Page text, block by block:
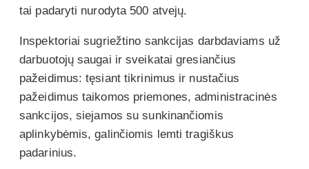
tai padaryti nurodyta 500 atvejų.
Inspektoriai sugriežtino sankcijas darbdaviams už
darbuotojų saugai ir sveikatai gresiančius
pažeidimus: tęsiant tikrinimus ir nustačius
pažeidimus taikomos priemones, administracinės
sankcijos, siejamos su sunkinančiomis
aplinkybėmis, galinčiomis lemti tragiškus
padarinius.